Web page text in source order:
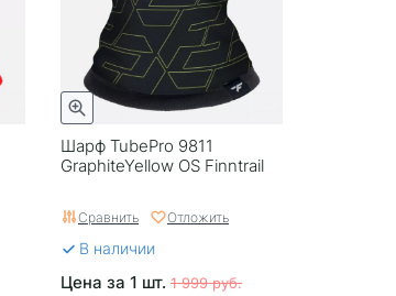
Шарф TubePro 9811
GraphiteYellow OS Finntrail
Сравнить Отложить
В наличии
Цена за 1 шт. 1 999 руб.